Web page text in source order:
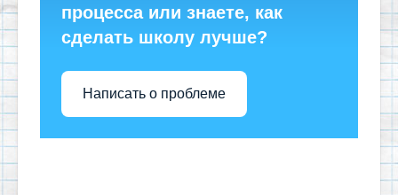
процесса или знаете, как
сделать школу лучше?
Написать о проблеме